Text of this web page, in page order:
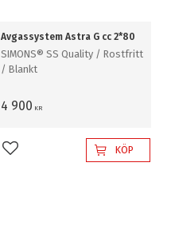
Avgassystem Astra G cc 2*80
SIMONS® SS Quality / Rostfritt
/ Blankt
4 900 KR
Lägg till i favoriterKÖP